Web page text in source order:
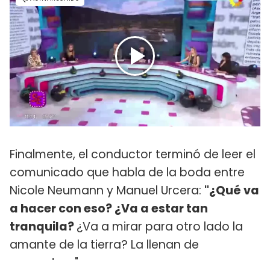
Finalmente, el conductor terminó de leer el
comunicado que habla de la boda entre
Nicole Neumann y Manuel Urcera: "¿Qué va
a hacer con eso? ¿Va a estar tan
tranquila?¿Va a mirar para otro lado la
amante de la tierra? La llenan de